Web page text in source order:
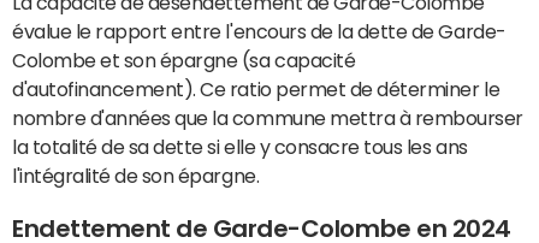
évalue le rapport entre l'encours de la dette de Garde-
Colombe et son épargne (sa capacité
d'autofinancement). Ce ratio permet de déterminer le
nombre d'années que la commune mettra à rembourser
la totalité de sa dette si elle y consacre tous les ans
l'intégralité de son épargne.
Endettement de Garde-Colombe en 2024